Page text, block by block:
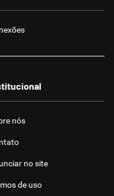
nós
no site
de uso